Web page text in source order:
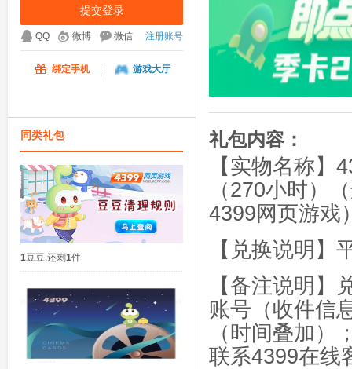
QQ 微博 微信 注册账号
绑定手机 游戏大厅
同类礼包
1豆豆,还剩1件
礼包内容：
【实物名称
（270小时）
4399网页游戏
【兑换说明】
【备注说明
账号（收件信
（时间叠加）
联系4399在线